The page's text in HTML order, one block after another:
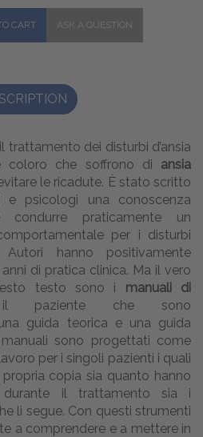
trattamento dei disturbi d’ansia
coloro che soffrono di ansia
le ricadute. È stato scritto
e psicologi una conoscenza
praticamente un
per i disturbi
hanno positivamente
di pratica clinica. Ma il vero
testo sono i manuali di
che sono
guida teorica e una guida
manuali sono progettati come
per i singoli pazienti i quali
copia sia quanto hanno
il trattamento sia i
li segue. Con questi strumenti
a comprendere e a mettere in